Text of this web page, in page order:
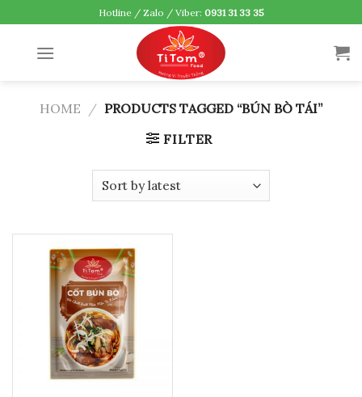
to
content
Hotline / Zalo / Viber: 0931 31 33 35
HOME / PRODUCTS TAGGED “BÚN BÒ TÁI”
FILTER